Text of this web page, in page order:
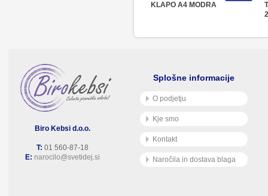
KLAPO A4 MODRA
Biro Kebsi d.o.o.
T: 01 560-87-18
E: narocilo@svetidej.si
Splošne informacije
O podjetju
Kje smo
Kontakt
Naročila in dostava blaga